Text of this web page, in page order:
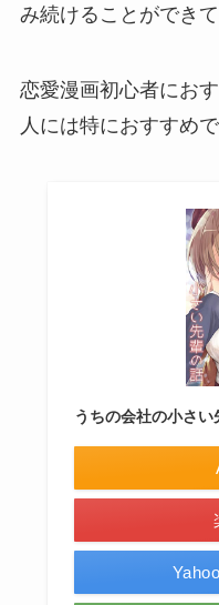
み続けることができ
恋愛漫画初心者にお
人には特におすすめで
うちの会社の小さ